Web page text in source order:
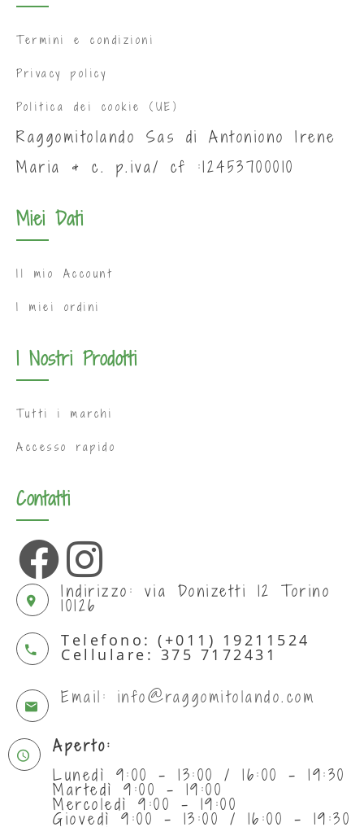
Termini e condizioni
Privacy policy
Politica dei cookie (UE)
Raggomitolando Sas di Antoniono Irene
Maria & c. p.iva/ cf :12453700010
Miei Dati
Il mio Account
I miei ordini
I Nostri Prodotti
Tutti i marchi
Accesso rapido
Contatti
Indirizzo: via Donizetti 12 Torino
10126
Telefono: (+011) 19211524
Cellulare: 375 7172431
Email: info@raggomitolando.com
Aperto:
Lunedì 9:00 - 13:00 / 16:00 - 19:30
Martedì 9:00 - 19:00
Mercoledì 9:00 - 19:00
Giovedì 9:00 - 13:00 / 16:00 - 19:30